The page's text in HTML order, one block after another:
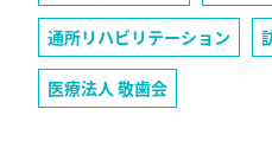
通所リハビリテーション
医療法人 敬歯会